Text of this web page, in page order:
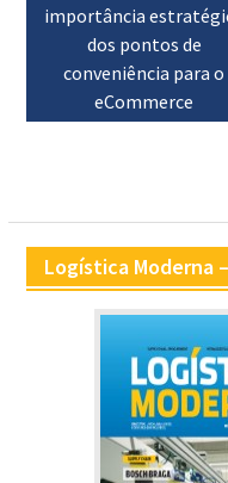
artigos
post:
importância
dos pontos de
conveniência para o
eCommerce
Logística Moderna